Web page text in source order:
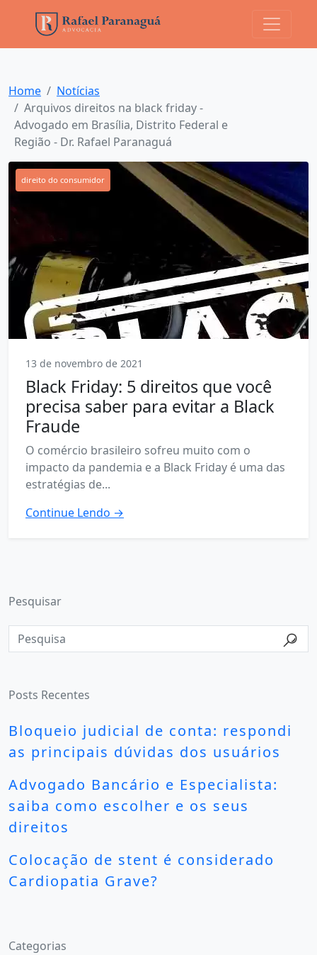
Home
Notícias
Arquivos direitos na black friday -
Advogado em Brasília, Distrito Federal e
Região - Dr. Rafael Paranaguá
direito do consumidor
13 de novembro de 2021
Black Friday: 5 direitos que você
precisa saber para evitar a Black
Fraude
O comércio brasileiro sofreu muito com o
impacto da pandemia e a Black Friday é uma das
estratégias de...
Continue Lendo →
Pesquisar
Posts Recentes
Bloqueio judicial de conta: respondi
as principais dúvidas dos usuários
Advogado Bancário e Especialista:
saiba como escolher e os seus
direitos
Colocação de stent é considerado
Cardiopatia Grave?
Categorias